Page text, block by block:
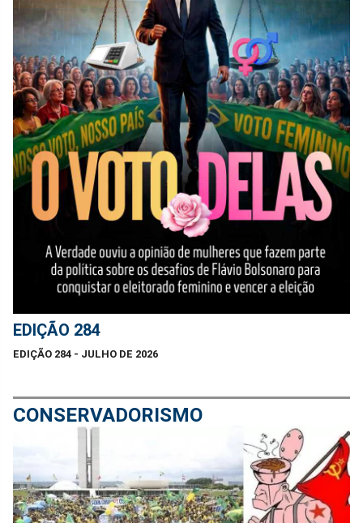
EDIÇÃO 284
EDIÇÃO 284 - JULHO DE 2026
CONSERVADORISMO